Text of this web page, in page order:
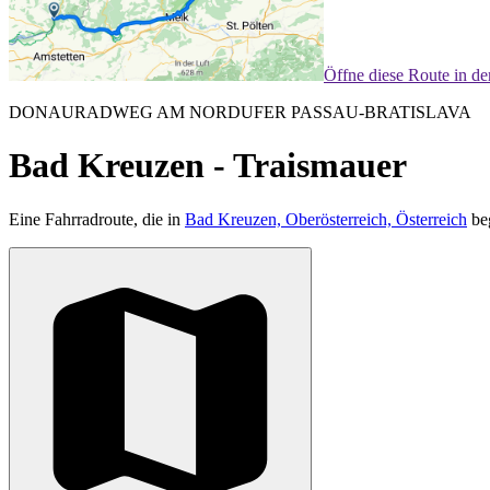
Öffne diese Route in
DONAURADWEG AM NORDUFER PASSAU-BRATISLAVA
Bad Kreuzen - Traismauer
Eine Fahrradroute, die in Bad Kreuzen, Oberösterreich, Österreich